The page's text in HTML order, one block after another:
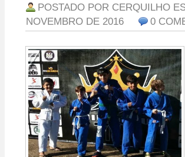
POSTADO POR CERQUILHO
NOVEMBRO DE 2016
0